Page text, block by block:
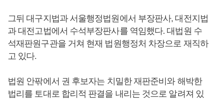
그뒤 대구지법과 서울행정법원에서 부장판사, 대전지법
과 대전고법에서 수석부장판사를 역임했다. 대법원 수
석재판원구관을 거쳐 현재 법원행정처 차장으로 재직하
고 있다.
법원 안팎에서 권 후보자는 치밀한 재판준비와 해박한
법리를 토대로 합리적 판결을 내리는 것으로 알려져 있